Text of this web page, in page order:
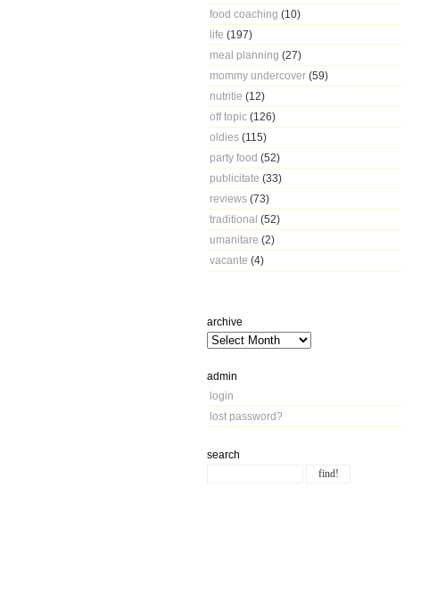
food coaching (10)
life (197)
meal planning (27)
mommy undercover (59)
nutritie (12)
off topic (126)
oldies (115)
party food (52)
publicitate (33)
reviews (73)
traditional (52)
umanitare (2)
vacante (4)
archive
admin
login
lost password?
search